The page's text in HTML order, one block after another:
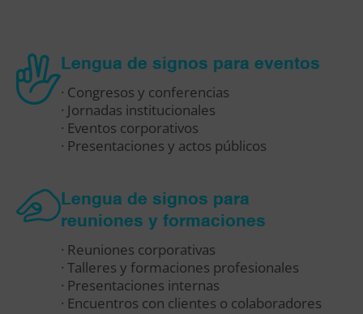
Lengua de signos para eventos
· Congresos y conferencias
· Jornadas institucionales
· Eventos corporativos
· Presentaciones y actos públicos
Lengua de signos para
reuniones y formaciones
· Reuniones corporativas
· Talleres y formaciones profesionales
· Presentaciones internas
· Encuentros con clientes o colaboradores